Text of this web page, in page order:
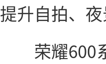
提升自拍、
荣耀600